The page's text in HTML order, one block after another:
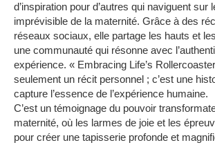
d’inspiration pour d’autres qui naviguent sur
imprévisible de la maternité. Grâce à des
réseaux sociaux, elle partage les hauts et
une communauté qui résonne avec
expérience. « Embracing Life’s
seulement un récit personnel ; c’est une
capture l’essence de l’expérience humaine.
C’est un témoignage du pouvoir
maternité, où les larmes de joie et les
pour créer une tapisserie profonde et